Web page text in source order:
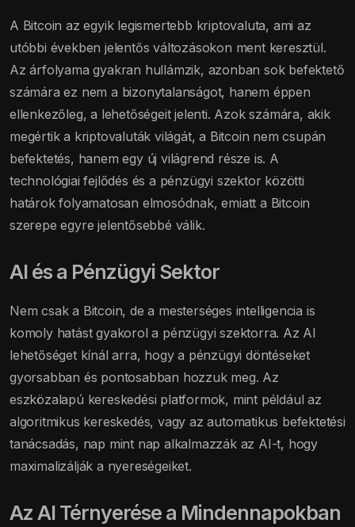
A Bitcoin az egyik legismertebb kriptovaluta, ami az
utóbbi években jelentős változásokon ment keresztül.
Az árfolyama gyakran hullámzik, azonban sok befektető
számára ez nem a bizonytalanságot, hanem éppen
ellenkezőleg, a lehetőségeit jelenti. Azok számára, akik
megértik a kriptovaluták világát, a Bitcoin nem csupán
befektetés, hanem egy új világrend része is. A
technológiai fejlődés és a pénzügyi szektor közötti
határok folyamatosan elmosódnak, emiatt a Bitcoin
szerepe egyre jelentősebbé válik.
AI és a Pénzügyi Sektor
Nem csak a Bitcoin, de a mesterséges intelligencia is
komoly hatást gyakorol a pénzügyi szektorra. Az AI
lehetőséget kínál arra, hogy a pénzügyi döntéseket
gyorsabban és pontosabban hozzuk meg. Az
eszközalapú kereskedési platformok, mint például az
algoritmikus kereskedés, vagy az automatikus befektetési
tanácsadás, nap mint nap alkalmazzák az AI-t, hogy
maximalizálják a nyereségeiket.
Az AI Térnyerése a Mindennapokban